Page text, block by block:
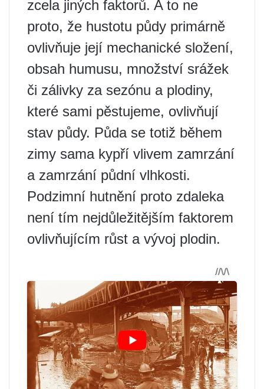
zcela jiných faktorů. A to ne
proto, že hustotu půdy primárně
ovlivňuje její mechanické složení,
obsah humusu, množství srážek
či zálivky za sezónu a plodiny,
které sami pěstujeme, ovlivňují
stav půdy. Půda se totiž během
zimy sama kypří vlivem zamrzání
a zamrzání půdní vlhkosti.
Podzimní hutnění proto zdaleka
není tím nejdůležitějším faktorem
ovlivňujícím růst a vývoj plodin.